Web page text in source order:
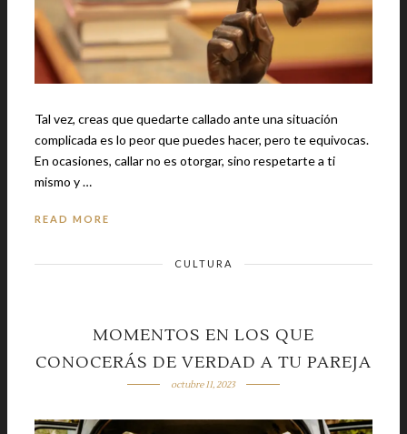
Tal vez, creas que quedarte callado ante una situación
complicada es lo peor que puedes hacer, pero te equivocas.
En ocasiones, callar no es otorgar, sino respetarte a ti
mismo y …
READ MORE
CULTURA
MOMENTOS EN LOS QUE
CONOCERÁS DE VERDAD A TU PAREJA
octubre 11, 2023